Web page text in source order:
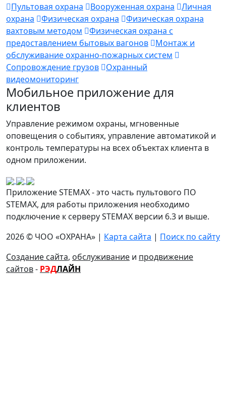
Пультовая охрана Вооруженная охрана
Личная
охрана
Физическая охрана
Физическая охрана
вахтовым методом
Физическая охрана с
предоставлением бытовых вагонов
Монтаж и
обслуживание охранно-пожарных систем
Сопровождение грузов
Охранный
видеомониторинг
Мобильное приложение для
клиентов
Управление режимом охраны, мгновенные
оповещения о событиях, управление автоматикой и
контроль температуры на всех объектах клиента в
одном приложении.
Приложение STEMAX - это часть пультового ПО
STEMAX, для работы приложения необходимо
подключение к серверу STEMAX версии 6.3 и выше.
2026 © ЧОО «ОХРАНА» | Карта сайта | Поиск по сайту
Создание сайта, обслуживание и продвижение
сайтов- РЭДЛАЙН